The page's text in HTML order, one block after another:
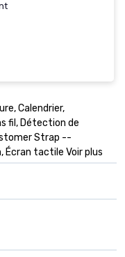
Calendrier,
fil, Détection de
Strap --
Écran tactile Voir plus